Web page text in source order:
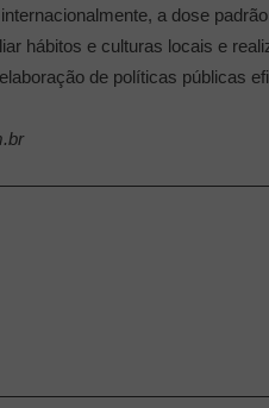
a dose
hábitos e culturas locais e
de políticas públicas